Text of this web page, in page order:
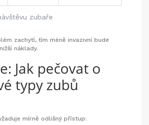
zubaře
zachytí, tím méně invazivní bude
náklady.
Jak pečovat o
typy zubů
mírně odlišný přístup: